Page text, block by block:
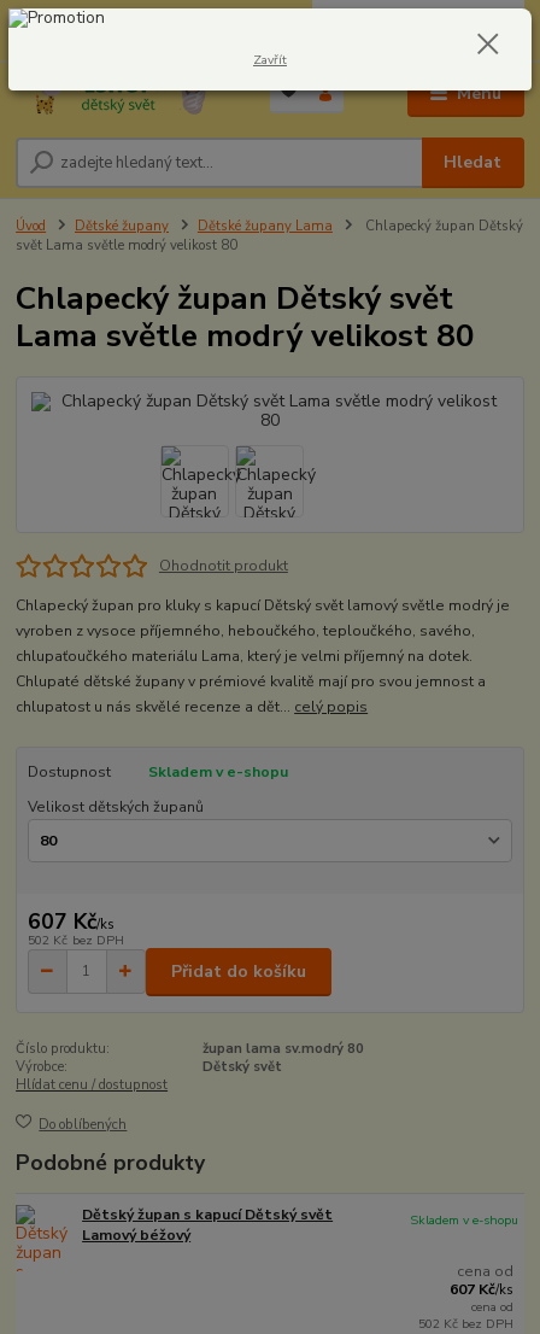
Menu
Hledat
604278943 0,00 Kč
Úvod Dětské župany Dětské župany Lama
Chlapecký župan Dětský
svět Lama světle modrý velikost 80
Chlapecký župan Dětský svět
Lama světle modrý velikost 80
Ohodnotit produkt
Chlapecký župan pro kluky s kapucí Dětský svět lamový světle modrý je
vyroben z vysoce příjemného, heboučkého, teploučkého, savého,
chlupaťoučkého materiálu Lama, který je velmi příjemný na dotek.
Chlupaté dětské župany v prémiové kvalitě mají pro svou jemnost a
chlupatost u nás skvělé recenze a dět... celý popis
Dostupnost
Skladem v e-shopu
Velikost dětských županů
607 Kč/ks
502 Kč bez DPH
Přidat do košíku
Číslo produktu:
župan lama sv.modrý 80
Výrobce:
Dětský svět
Hlídat cenu / dostupnost
Do oblíbených
Podobné produkty
Dětský župan s kapucí Dětský svět
Lamový béžový
cena od
607 Kč/ks
cena od
502 Kč bez DPH
Skladem v e-shopu
Zavřít